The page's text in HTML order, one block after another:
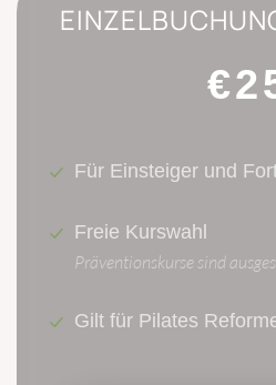
Für Einsteiger und
Freie Kurswahl
Präventionskurse sind
Gilt für Pilates